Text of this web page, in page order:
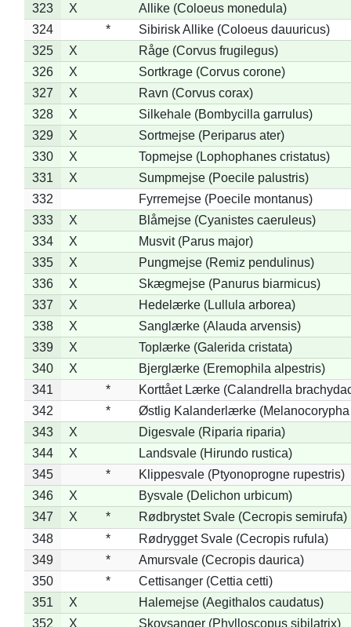
323
X
Allike (Coloeus monedula)
324
*
Sibirisk Allike (Coloeus dauuricus)
325
X
Råge (Corvus frugilegus)
326
X
Sortkrage (Corvus corone)
327
X
Ravn (Corvus corax)
328
X
Silkehale (Bombycilla garrulus)
329
X
Sortmejse (Periparus ater)
330
X
Topmejse (Lophophanes cristatus)
331
X
Sumpmejse (Poecile palustris)
332
Fyrremejse (Poecile montanus)
333
X
Blåmejse (Cyanistes caeruleus)
334
X
Musvit (Parus major)
335
X
Pungmejse (Remiz pendulinus)
336
X
Skægmejse (Panurus biarmicus)
337
X
Hedelærke (Lullula arborea)
338
X
Sanglærke (Alauda arvensis)
339
X
Toplærke (Galerida cristata)
340
X
Bjerglærke (Eremophila alpestris)
341
*
Korttået Lærke (Calandrella
342
*
Østlig Kalanderlærke (Melanocorypha
343
X
Digesvale (Riparia riparia)
344
X
Landsvale (Hirundo rustica)
345
*
Klippesvale (Ptyonoprogne rupestris)
346
X
Bysvale (Delichon urbicum)
347
X *
Rødbrystet Svale (Cecropis semirufa)
348
*
Rødrygget Svale (Cecropis rufula)
349
*
Amursvale (Cecropis daurica)
350
*
Cettisanger (Cettia cetti)
351
X
Halemejse (Aegithalos caudatus)
352
X Skovsanger (Phylloscopus sibilatrix)